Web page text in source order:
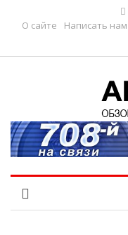
О сайте
Написать нам